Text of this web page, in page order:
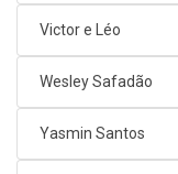
Victor e Léo
Wesley Safadão
Yasmin Santos